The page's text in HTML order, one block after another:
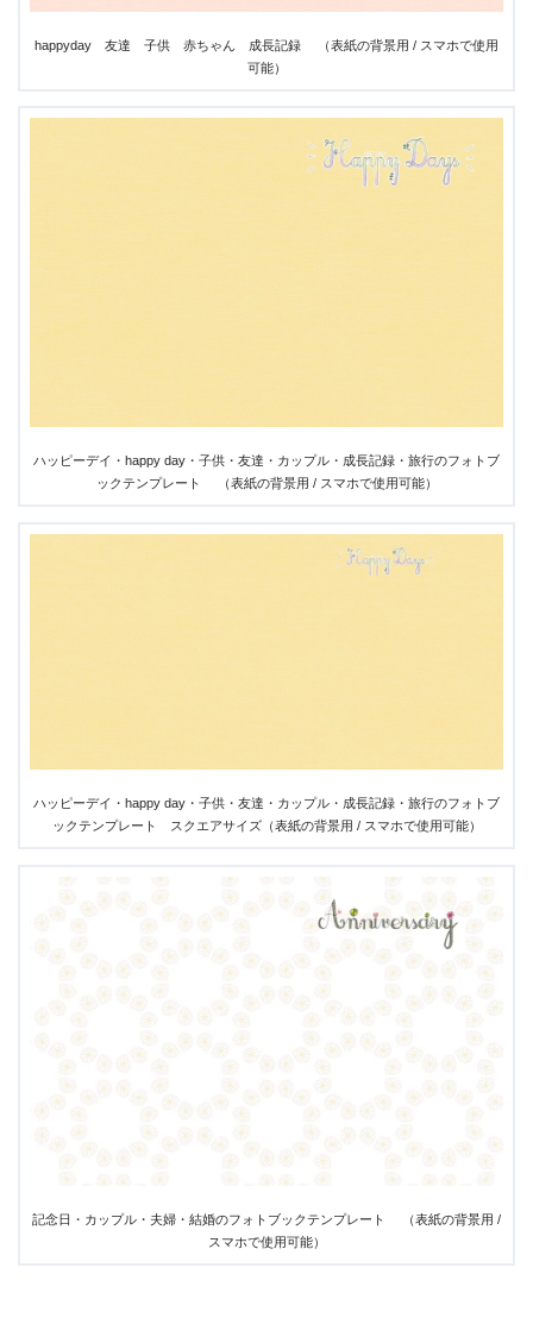
happyday 友達 子供 赤ちゃん 成長記録 （表紙の背景用 / スマホで使用
可能）
ハッピーデイ・happy day・子供・友達・カップル・成長記録・旅行のフォトブ
ックテンプレート （表紙の背景用 / スマホで使用可能）
ハッピーデイ・happy day・子供・友達・カップル・成長記録・旅行のフォトブ
ックテンプレート スクエアサイズ（表紙の背景用 / スマホで使用可能）
記念日・カップル・夫婦・結婚のフォトブックテンプレート （表紙の背景用 /
スマホで使用可能）